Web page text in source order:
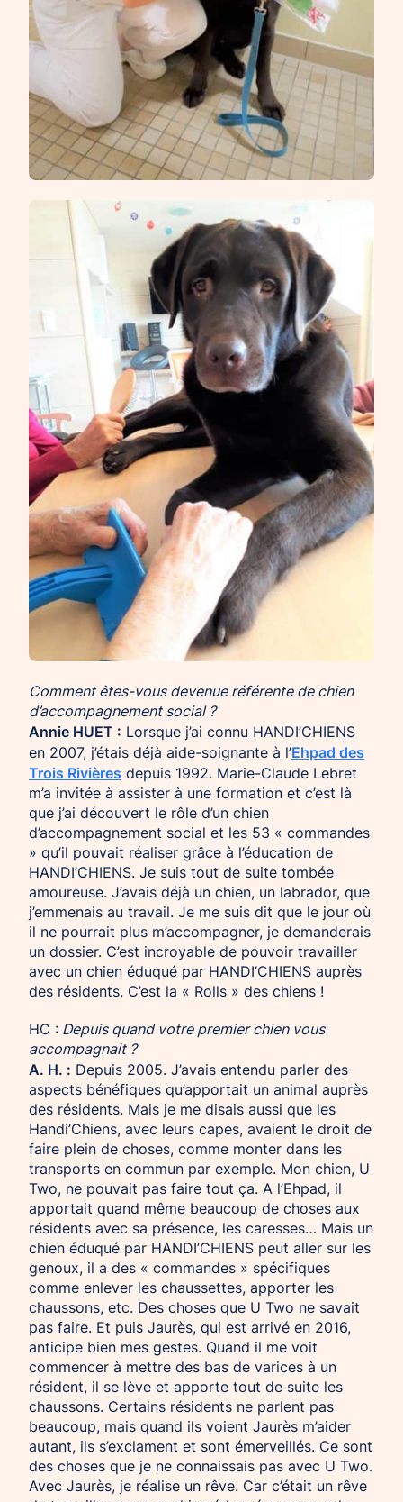
Comment êtes-vous devenue référente de chien
d’accompagnement social ?
Annie HUET : Lorsque j’ai connu HANDI’CHIENS
en 2007, j’étais déjà aide-soignante à l’Ehpad des
Trois Rivières depuis 1992. Marie-Claude Lebret
m’a invitée à assister à une formation et c’est là
que j’ai découvert le rôle d’un chien
d’accompagnement social et les 53 « commandes
» qu’il pouvait réaliser grâce à l’éducation de
HANDI’CHIENS. Je suis tout de suite tombée
amoureuse. J’avais déjà un chien, un labrador, que
j’emmenais au travail. Je me suis dit que le jour où
il ne pourrait plus m’accompagner, je demanderais
un dossier. C’est incroyable de pouvoir travailler
avec un chien éduqué par HANDI’CHIENS auprès
des résidents. C’est la « Rolls » des chiens !
HC : Depuis quand votre premier chien vous
accompagnait ?
A. H. : Depuis 2005. J’avais entendu parler des
aspects bénéfiques qu’apportait un animal auprès
des résidents. Mais je me disais aussi que les
Handi’Chiens, avec leurs capes, avaient le droit de
faire plein de choses, comme monter dans les
transports en commun par exemple. Mon chien, U
Two, ne pouvait pas faire tout ça. A l’Ehpad, il
apportait quand même beaucoup de choses aux
résidents avec sa présence, les caresses… Mais un
chien éduqué par HANDI’CHIENS peut aller sur les
genoux, il a des « commandes » spécifiques
comme enlever les chaussettes, apporter les
chaussons, etc. Des choses que U Two ne savait
pas faire. Et puis Jaurès, qui est arrivé en 2016,
anticipe bien mes gestes. Quand il me voit
commencer à mettre des bas de varices à un
résident, il se lève et apporte tout de suite les
chaussons. Certains résidents ne parlent pas
beaucoup, mais quand ils voient Jaurès m’aider
autant, ils s’exclament et sont émerveillés. Ce sont
des choses que je ne connaissais pas avec U Two.
Avec Jaurès, je réalise un rêve. Car c’était un rêve